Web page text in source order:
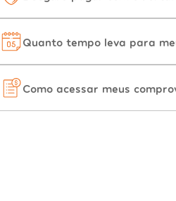
Quanto tempo leva para
Como acessar meus